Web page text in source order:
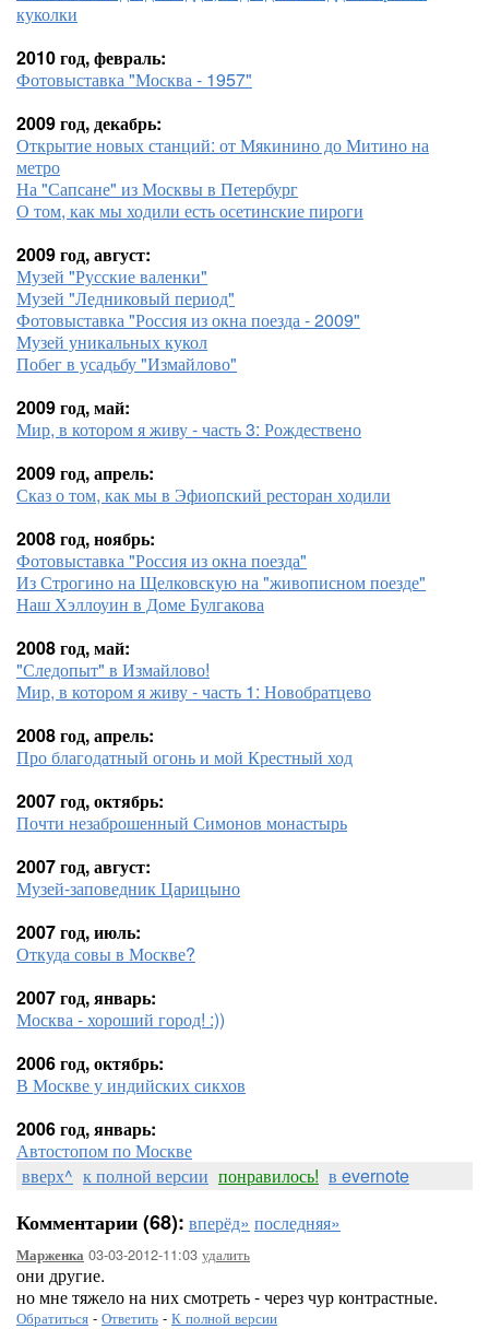
куколки
2010 год, февраль:
Фотовыставка "Москва - 1957"
2009 год, декабрь:
Открытие новых станций: от Мякинино до Митино на
метро
На "Сапсане" из Москвы в Петербург
О том, как мы ходили есть осетинские пироги
2009 год, август:
Музей "Русские валенки"
Музей "Ледниковый период"
Фотовыставка "Россия из окна поезда - 2009"
Музей уникальных кукол
Побег в усадьбу "Измайлово"
2009 год, май:
Мир, в котором я живу - часть 3: Рождествено
2009 год, апрель:
Сказ о том, как мы в Эфиопский ресторан ходили
2008 год, ноябрь:
Фотовыставка "Россия из окна поезда"
Из Строгино на Щелковскую на "живописном поезде"
Наш Хэллоуин в Доме Булгакова
2008 год, май:
"Следопыт" в Измайлово!
Мир, в котором я живу - часть 1: Новобратцево
2008 год, апрель:
Про благодатный огонь и мой Крестный ход
2007 год, октябрь:
Почти незаброшенный Симонов монастырь
2007 год, август:
Музей-заповедник Царицыно
2007 год, июль:
Откуда совы в Москве?
2007 год, январь:
Москва - хороший город! :))
2006 год, октябрь:
В Москве у индийских сикхов
2006 год, январь:
Автостопом по Москве
вверх^ к полной версии понравилось! в evernote
Комментарии (68): вперёд» последняя»
Марженка 03-03-2012-11:03 удалить
они другие.
но мне тяжело на них смотреть - через чур контрастные.
Обратиться - Ответить - К полной версии